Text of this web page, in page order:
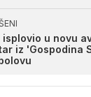
u novu
iz 'Gospodina